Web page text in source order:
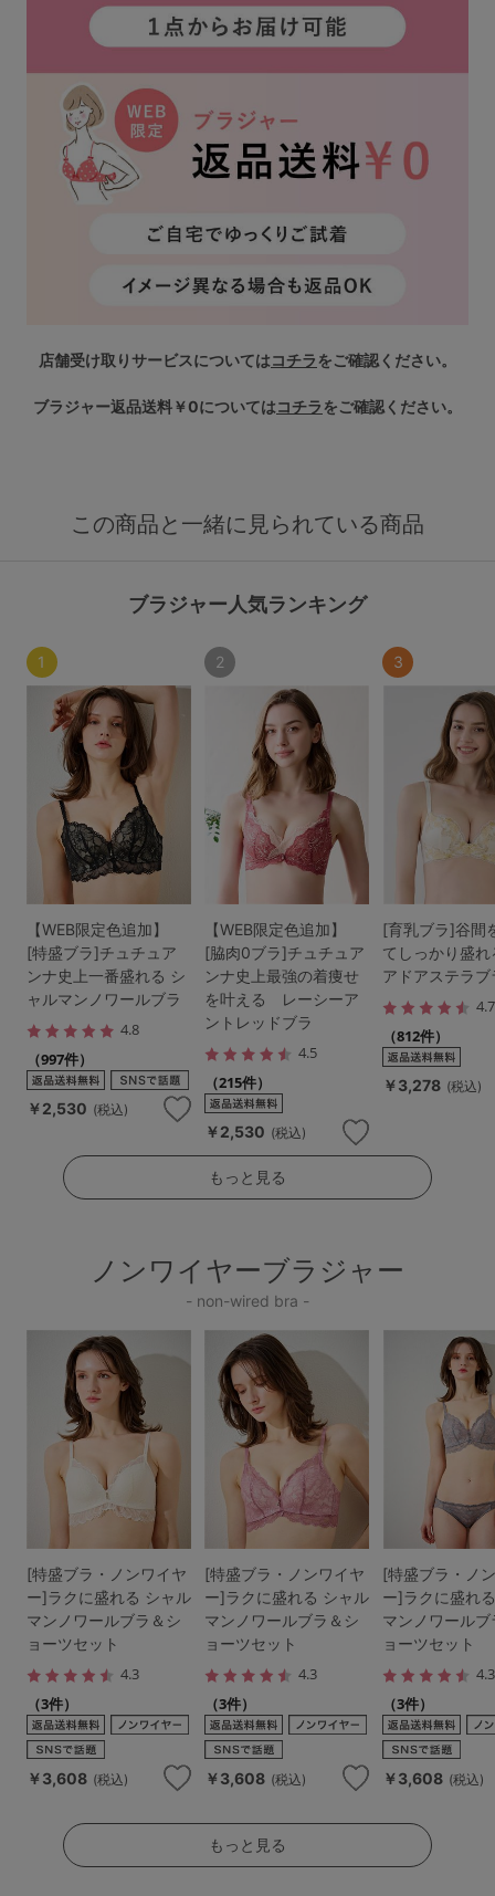
店舗受け取りサービスについてはコチラ をご確認ください。
ブラジャー返品送料￥0についてはコチラ をご確認ください。
この商品と一緒に見られている商品
ブラジャー人気ランキング
1
【WEB限定色追加】
[特盛ブラ]チュチュア
ンナ史上一番盛れる シ
ャルマンノワールブラ
4.8
（997件）
￥2,530 (税込)
2
【WEB限定色追加】
[脇肉0ブラ]チュチュア
ンナ史上最強の着痩せ
を叶える レーシーア
ントレッドブラ
4.5
（215件）
￥2,530 (税込)
3
[育乳ブラ]谷間
てしっかり盛
アドアステラブ
4.7
（812件）
￥3,278 (税込)
もっと見る
ノンワイヤーブラジャー
- non-wired bra -
[特盛ブラ・ノンワイヤ
ー]ラクに盛れる シャル
マンノワールブラ＆シ
ョーツセット
4.3
（3件）
￥3,608 (税込)
[特盛ブラ・ノンワイヤ
ー]ラクに盛れる シャル
マンノワールブラ＆シ
ョーツセット
4.3
（3件）
￥3,608 (税込)
[特盛ブラ・ノ
ー]ラクに盛れ
マンノワール
ョーツセット
4.3
（3件）
￥3,608 (税込)
もっと見る